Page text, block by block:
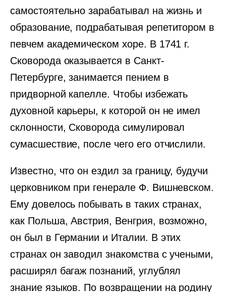
самостоятельно зарабатывал на жизнь и
образование, подрабатывая репетитором в
певчем академическом хоре. В 1741 г.
Сковорода оказывается в Санкт-
Петербурге, занимается пением в
придворной капелле. Чтобы избежать
духовной карьеры, к которой он не имел
склонности, Сковорода симулировал
сумасшествие, после чего его отчислили.
Известно, что он ездил за границу, будучи
церковником при генерале Ф. Вишневском.
Ему довелось побывать в таких странах,
как Польша, Австрия, Венгрия, возможно,
он был в Германии и Италии. В этих
странах он заводил знакомства с учеными,
расширял багаж познаний, углублял
знание языков. По возвращении на родину